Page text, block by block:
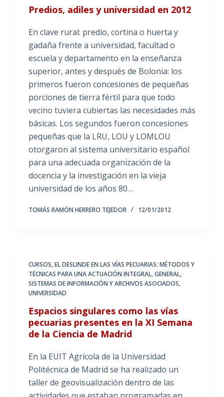
Predios, adiles y universidad en 2012
En clave rural: predio, cortina o huerta y
gadaña frente a universidad, facultad o
escuela y departamento en la enseñanza
superior, antes y después de Bolonia: los
primeros fueron concesiones de pequeñas
porciones de tierra fértil para que todo
vecino tuviera cubiertas las necesidades más
básicas. Los segundos fueron concesiones
pequeñas que la LRU, LOU y LOMLOU
otorgaron al sistema universitario español
para una adecuada organización de la
docencia y la investigación en la vieja
universidad de los años 80…
TOMÁS RAMÓN HERRERO TEJEDOR 12/01/2012
CURSOS,EL DESLINDE EN LAS VÍAS PECUARIAS: MÉTODOS Y
TÉCNICAS PARA UNA ACTUACIÓN INTEGRAL,GENERAL,
SISTEMAS DE INFORMACIÓN Y ARCHIVOS ASOCIADOS,
UNIVERSIDAD
Espacios singulares como las vías
pecuarias presentes en la XI Semana
de la Ciencia de Madrid
En la EUIT Agrícola de la Universidad
Politécnica de Madrid se ha realizado un
taller de geovisualización dentro de las